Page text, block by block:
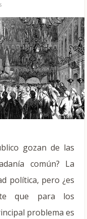
gozan de las
común? La
política, pero ¿es
que para los
problema es